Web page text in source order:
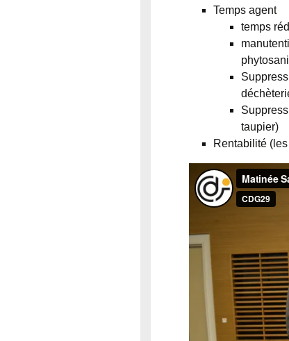
Temps agent
temps
taupier)
Rentabilité